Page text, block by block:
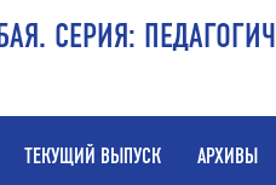
СЕРИЯ:
ТЕКУЩИЙ ВЫПУСК АРХИВЫ